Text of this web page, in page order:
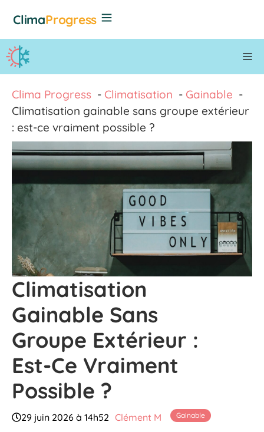
contenu
ClimaProgress
Clima Progress Climatisation
Gainable
Climatisation gainable sans groupe extérieur
: est-ce vraiment possible ?
Climatisation
Gainable Sans
Groupe Extérieur :
Est-Ce Vraiment
Possible ?
29 juin 2026 à 14h52 Clément M Gainable